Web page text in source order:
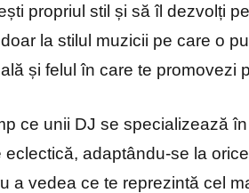
propriul stil și să îl dezvolți
la stilul muzicii pe care o
și felul în care te promovezi
ce unii DJ se specializează
eclectică, adaptându-se la
a vedea ce te reprezintă cel